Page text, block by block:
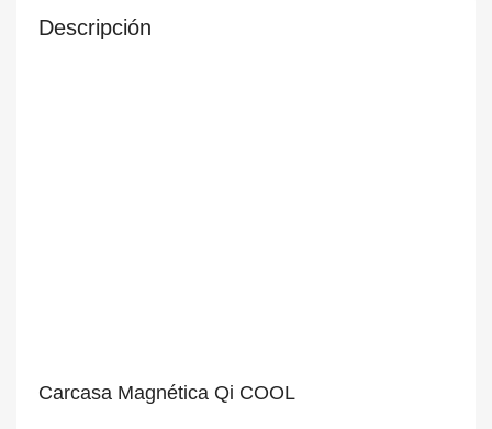
Descripción
Carcasa Magnética Qi COOL